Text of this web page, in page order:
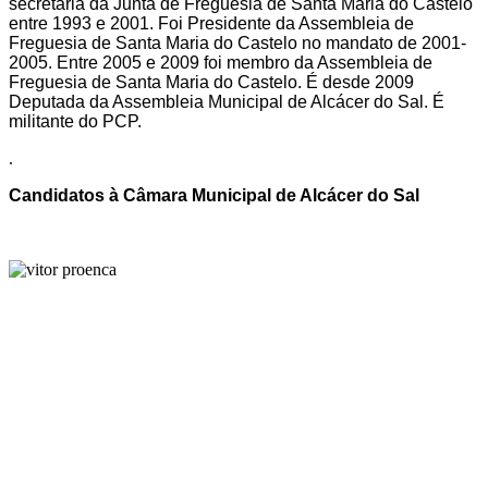
entre 1993 e 2001. Foi Presidente da Assembleia de
Freguesia de Santa Maria do Castelo no mandato de 2001-
2005. Entre 2005 e 2009 foi membro da Assembleia de
Freguesia de Santa Maria do Castelo. É desde 2009
Deputada da Assembleia Municipal de Alcácer do Sal. É
militante do PCP.
.
Candidatos à Câmara Municipal de Alcácer do Sal